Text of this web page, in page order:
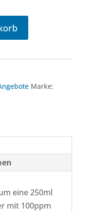
Marke:
eine 250ml
mit 100ppm